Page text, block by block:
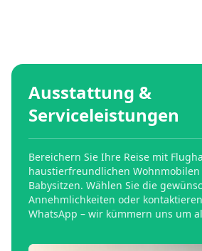
Ausstattung &
Serviceleistungen
Bereichern Sie Ihre Reise mit
haustierfreundlichen
Babysitzen. Wählen Sie die
Annehmlichkeiten oder
WhatsApp – wir kümmern uns um